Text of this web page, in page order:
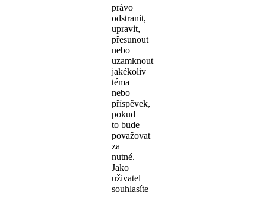
právo
odstranit,
upravit,
přesunout
nebo
uzamknout
jakékoliv
téma
nebo
příspěvek,
pokud
to bude
považovat
za
nutné.
Jako
uživatel
souhlasíte